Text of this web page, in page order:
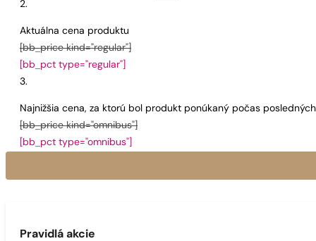
Aktuálna cena produktu
[bb_price kind="regular"]
[bb_pct type="regular"]
Najnižšia cena, za ktorú bol produkt ponúkaný počas
[bb_price kind="omnibus"]
[bb_pct type="omnibus"]
Pravidlá akcie